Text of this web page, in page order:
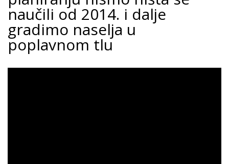
naučili od 2014. i dalje
gradimo naselja u
poplavnom tlu